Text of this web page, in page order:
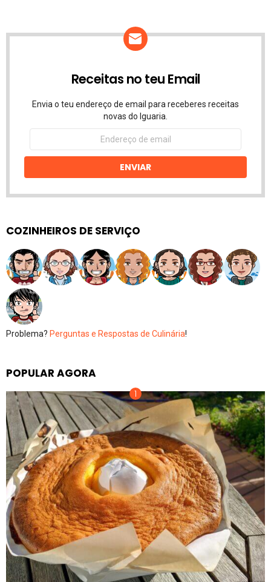
Receitas no teu Email
Envia o teu endereço de email para receberes receitas
novas do Iguaria.
Endereço
email
ENVIAR
COZINHEIROS DE SERVIÇO
Problema? Perguntas e Respostas de Culinária!
POPULAR AGORA